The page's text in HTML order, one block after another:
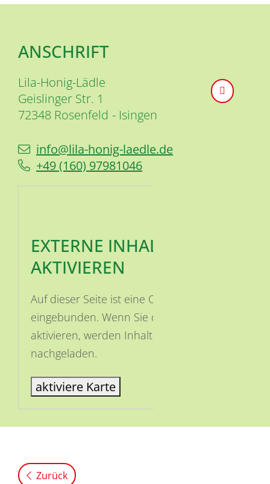
ANSCHRIFT
Lila-Honig-Lädle
Isingen
Geislinger Str. 1
72348 Rosenfeld
info@lila-honig-laedle.de
+49 (160) 97981046
EXTERNE INHALTE
AKTIVIEREN
Auf dieser Seite ist eine OSM Karte
eingebunden. Wenn Sie die Karte
aktivieren, werden Inhalte von OSM
nachgeladen.
aktiviere Karte
Zurück